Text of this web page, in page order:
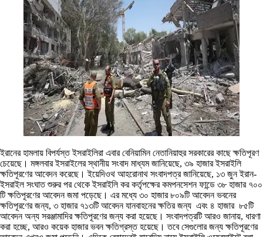
ইরানের হামলায় বিপর্যস্ত ইসরাইলিরা এবার বেনিয়ামিন নেতানিয়াহুর সরকারের কাছে ক্ষতিপূরণ
চেয়েছে। মঙ্গলবার ইসরাইলের স্থানীয় সংবাদ মাধ্যম জানিয়েছে, ৩৯ হাজার ইসরাইলি
ক্ষতিপূরণের আবেদন করেছে। ইয়েদিওথ আহরোনাথ সংবাদপত্র জানিয়েছে, ১৩ জুন ইরান-
ইসরাইল সংঘাত শুরুর পর থেকে ইসরাইলি কর কর্তৃপক্ষের কমপনসেশন ফান্ডে ৩৮ হাজার ৭০০
টি ক্ষতিপূরণের আবেদন জমা পড়েছে। এর মধ্যে ৩০ হাজার ৮০৯টি আবেদন ভবনের
ক্ষতিপূরণের জন্য, ৩ হাজার ৭১৩টি আবেদন যানবাহনের ক্ষতির জন্য এবং ৪ হাজার ৮৫টি
আবেদন অন্য সরঞ্জামাদির ক্ষতিপূরণের জন্য করা হয়েছে। সংবাদপত্রটি আরও জানায়, ধারণা
করা হচ্ছে, আরও কয়েক হাজার ভবন ক্ষতিগ্রস্ত হয়েছে। তবে সেগুলোর জন্য ক্ষতিপূরণের